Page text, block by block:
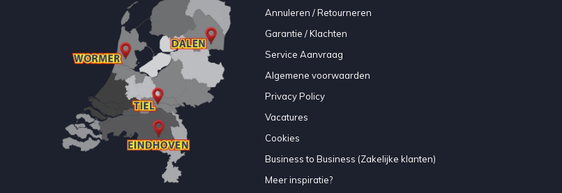
Annuleren / Retourneren
Garantie / Klachten
Service Aanvraag
Algemene voorwaarden
Privacy Policy
Vacatures
Cookies
Business to Business (Zakelijke klanten)
Meer inspiratie?